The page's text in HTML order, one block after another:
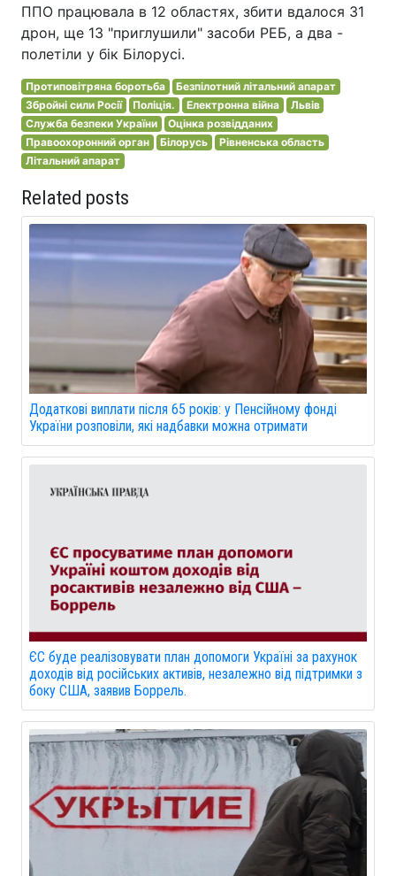
ППО працювала в 12 областях, збити вдалося 31
дрон, ще 13 "приглушили" засоби РЕБ, а два -
полетіли у бік Білорусі.
Протиповітряна боротьба
Безпілотний літальний апарат
Збройні сили Росії
Поліція. Електронна війна
Львів
Служба безпеки України
Оцінка розвідданих
Правоохоронний орган
Білорусь
Рівненська область
Літальний апарат
Related posts
Додаткові виплати після 65 років: у Пенсійному фонді
України розповіли, які надбавки можна отримати
ЄС буде реалізовувати план допомоги Україні за рахунок
доходів від російських активів, незалежно від підтримки з
боку США, заявив Боррель.